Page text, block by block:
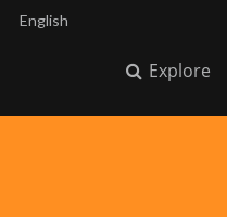
English
Explore